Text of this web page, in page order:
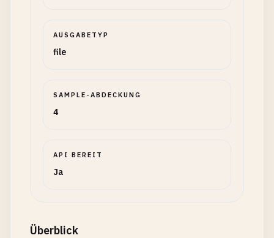
AUSGABETYP
file
SAMPLE-ABDECKUNG
4
API BEREIT
Ja
Überblick